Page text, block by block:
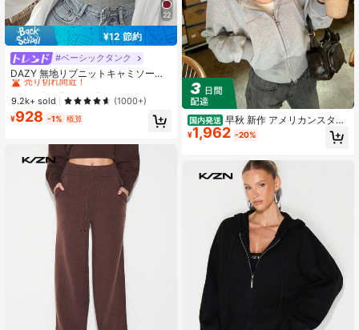
22
¥12 節約
#ベーシックタンク
DAZY 無地リブニットキャミソール
レディース夏タンクトップ、ノース
リーブ、きゃみソール
#1 ベストセラー
売り切れ間近！
#1 ベストセラー
売り切れ間近！
#1 ベストセラー
売り切れ間近！
#1 ベストセラー
に ボタン フレッシュなノースリーブキャミソール
9.2k+ sold (1000+)
¥928 -1% 概算 国内発送 早秋 新作 アメリカンスタイ
ル グレー フード付き ウェアー 女性
用 Cleanfit ジッパー カーディガン 短
ァッション ストリートスタイル レイ
ヤード着用
¥1,962 -20%